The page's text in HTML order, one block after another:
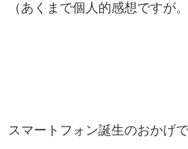
（あくまで個人的感想ですが。
スマートフォン誕生のおかげで